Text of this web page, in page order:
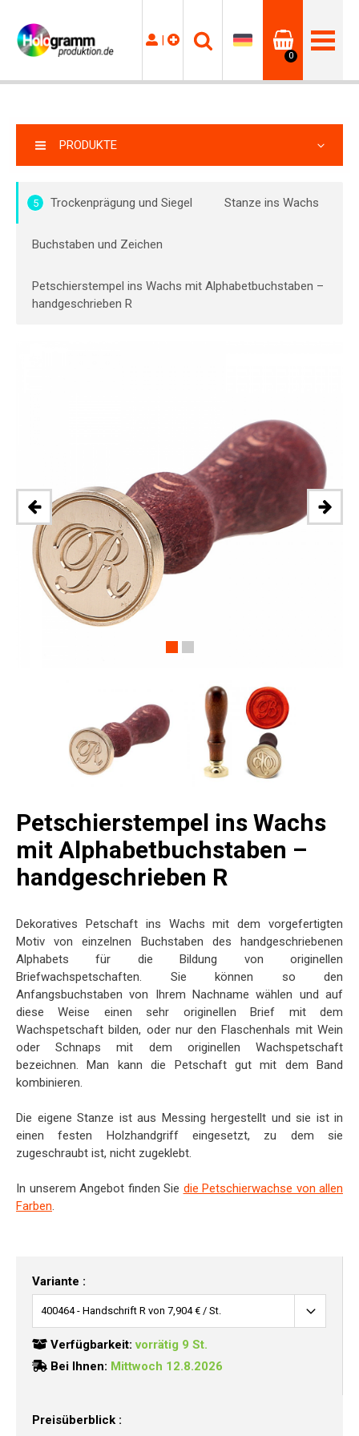
|
0
PRODUKTE
5 Trockenprägung und Siegel Stanze ins Wachs
Buchstaben und Zeichen
Petschierstempel ins Wachs mit Alphabetbuchstaben –
handgeschrieben R
Petschierstempel ins Wachs
mit Alphabetbuchstaben –
handgeschrieben R
Dekoratives Petschaft ins Wachs mit dem vorgefertigten
Motiv von einzelnen Buchstaben des handgeschriebenen
Alphabets für die Bildung von originellen
Briefwachspetschaften. Sie können so den
Anfangsbuchstaben von Ihrem Nachname wählen und auf
diese Weise einen sehr originellen Brief mit dem
Wachspetschaft bilden, oder nur den Flaschenhals mit Wein
oder Schnaps mit dem originellen Wachspetschaft
bezeichnen. Man kann die Petschaft gut mit dem Band
kombinieren.
Die eigene Stanze ist aus Messing hergestellt und sie ist in
einen festen Holzhandgriff eingesetzt, zu dem sie
zugeschraubt ist, nicht zugeklebt.
In unserem Angebot finden Sie die Petschierwachse von allen
Farben.
Variante :
Verfügbarkeit:vorrätig 9 St.
Bei Ihnen: Mittwoch 12.8.2026
Preisüberblick :